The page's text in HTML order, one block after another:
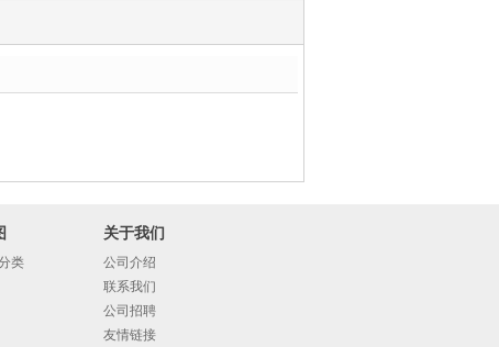
类
关于我们
公司介绍
联系我们
公司招聘
友情链接